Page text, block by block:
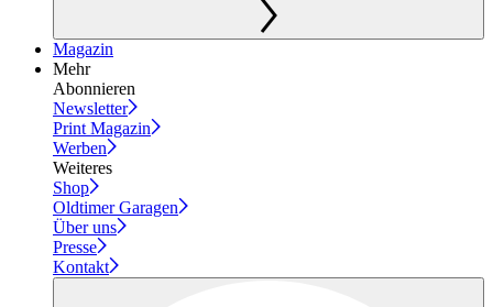
Magazin
Mehr
Abonnieren
Newsletter
Print Magazin
Werben
Weiteres
Shop
Oldtimer Garagen
Über uns
Presse
Kontakt